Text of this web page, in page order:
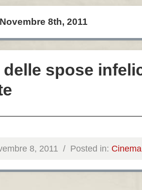
8th, 2011
delle spose
8, 2011 / Posted in: Cinema